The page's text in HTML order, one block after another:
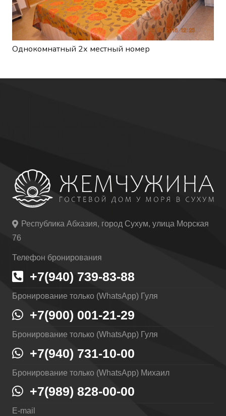
Однокомнатный 2х местный номер
Республика Абхазия, город Сухум, улица Морская
76
Телефон бронирования
+7(940) 739-83-88
Бронирование только (WhatsApp) Гуля
+7(900) 001-21-29
Бронирование только (WhatsApp) Гуля
+7(940) 731-10-00
Бронирование только (WhatsApp) Михаил
+7(989) 828-00-00
E-mail